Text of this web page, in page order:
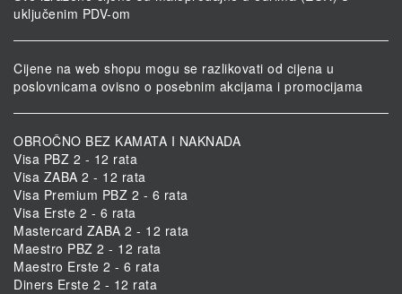
uključenim PDV-om
Cijene na web shopu mogu se razlikovati od cijena u
poslovnicama ovisno o posebnim akcijama i promocijama
OBROČNO BEZ KAMATA I NAKNADA
Visa PBZ 2 - 12 rata
Visa ZABA 2 - 12 rata
Visa Premium PBZ 2 - 6 rata
Visa Erste 2 - 6 rata
Mastercard ZABA 2 - 12 rata
Maestro PBZ 2 - 12 rata
Maestro Erste 2 - 6 rata
Diners Erste 2 - 12 rata